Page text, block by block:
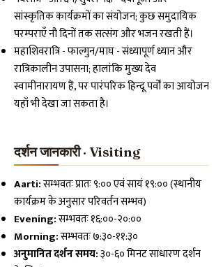
सांस्कृतिक कार्यक्रमों का संयोजन; कुछ समुदायिक
परम्पराएँ नौ दिनों तक सत्संग और भजन रखती हैं।
महाशिवरात्रि - फाल्गुन/माघ - संध्यापूर्ण ध्यान और
रात्रिकालीन उपासना; हालांकि मुख्य देव
स्वामीनारायण हैं, पर पारंपरिक हिन्दू पर्वों का आयोजन
यहाँ भी देखा जा सकता है।
दर्शन जानकारी · Visiting
Aarti:सम्भवतः प्रातः ९:०० एवं सायं १९:०० (स्थानीय
कार्यक्रम के अनुसार परिवर्तन सम्भव)
Evening:सम्भवतः १६:००-२०:००
Morning:सम्भवतः ७:३०-११:३०
अनुमानित दर्शन समय:३०-६० मिनट साधारण दर्शन